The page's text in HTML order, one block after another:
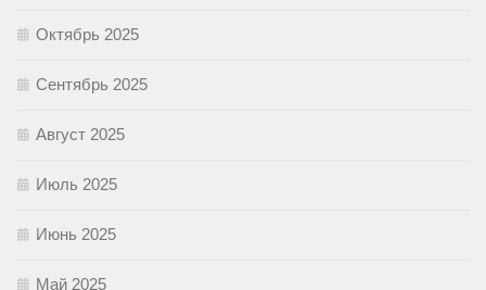
Октябрь 2025
Сентябрь 2025
Август 2025
Июль 2025
Июнь 2025
Май 2025